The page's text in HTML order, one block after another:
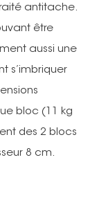
antitache.
être
aussi une
s’imbriquer
bloc (11 kg
des 2 blocs
8 cm.